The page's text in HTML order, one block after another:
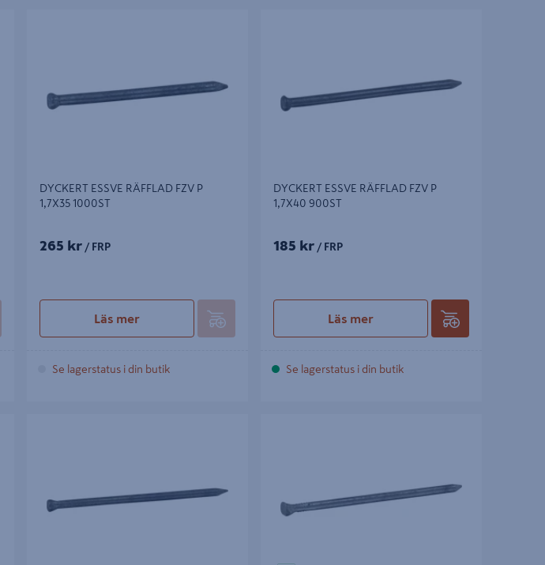
DYCKERT ESSVE RÄFFLAD FZV P
1,7X35 1000ST
265 kr / FRP
Läs mer
Se lagerstatus i din butik
DYCKERT ESSVE RÄFFLAD FZV P
1,7X40 900ST
185 kr / FRP
Läs mer
Se lagerstatus i din butik